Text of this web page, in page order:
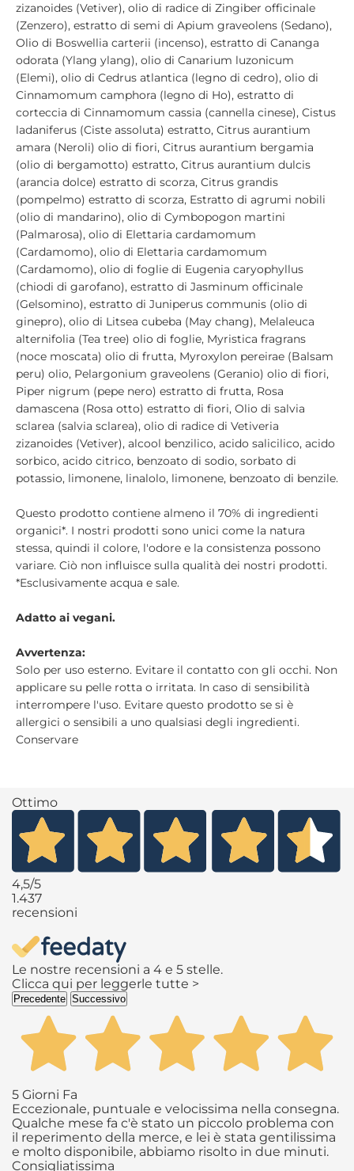
zizanoides (Vetiver), olio di radice di Zingiber officinale
(Zenzero), estratto di semi di Apium graveolens (Sedano),
Olio di Boswellia carterii (incenso), estratto di Cananga
odorata (Ylang ylang), olio di Canarium luzonicum
(Elemi), olio di Cedrus atlantica (legno di cedro), olio di
Cinnamomum camphora (legno di Ho), estratto di
corteccia di Cinnamomum cassia (cannella cinese), Cistus
ladaniferus (Ciste assoluta) estratto, Citrus aurantium
amara (Neroli) olio di fiori, Citrus aurantium bergamia
(olio di bergamotto) estratto, Citrus aurantium dulcis
(arancia dolce) estratto di scorza, Citrus grandis
(pompelmo) estratto di scorza, Estratto di agrumi nobili
(olio di mandarino), olio di Cymbopogon martini
(Palmarosa), olio di Elettaria cardamomum
(Cardamomo), olio di Elettaria cardamomum
(Cardamomo), olio di foglie di Eugenia caryophyllus
(chiodi di garofano), estratto di Jasminum officinale
(Gelsomino), estratto di Juniperus communis (olio di
ginepro), olio di Litsea cubeba (May chang), Melaleuca
alternifolia (Tea tree) olio di foglie, Myristica fragrans
(noce moscata) olio di frutta, Myroxylon pereirae (Balsam
peru) olio, Pelargonium graveolens (Geranio) olio di fiori,
Piper nigrum (pepe nero) estratto di frutta, Rosa
damascena (Rosa otto) estratto di fiori, Olio di salvia
sclarea (salvia sclarea), olio di radice di Vetiveria
zizanoides (Vetiver), alcool benzilico, acido salicilico, acido
sorbico, acido citrico, benzoato di sodio, sorbato di
potassio, limonene, linalolo, limonene, benzoato di benzile.
Questo prodotto contiene almeno il 70% di ingredienti
organici*. I nostri prodotti sono unici come la natura
stessa, quindi il colore, l'odore e la consistenza possono
variare. Ciò non influisce sulla qualità dei nostri prodotti.
*Esclusivamente acqua e sale.
Adatto ai vegani.
Avvertenza:
Solo per uso esterno. Evitare il contatto con gli occhi. Non
applicare su pelle rotta o irritata. In caso di sensibilità
interrompere l'uso. Evitare questo prodotto se si è
allergici o sensibili a uno qualsiasi degli ingredienti.
Conservare
Ottimo
4,5/5
1.437
recensioni
Le nostre recensioni a 4 e 5 stelle.
Clicca qui per leggerle tutte >
Precedente Successivo
5 Giorni Fa
Eccezionale, puntuale e velocissima nella consegna.
Qualche mese fa c'è stato un piccolo problema con
il reperimento della merce, e lei è stata gentilissima
e molto disponibile, abbiamo risolto in due minuti.
Consigliatissima